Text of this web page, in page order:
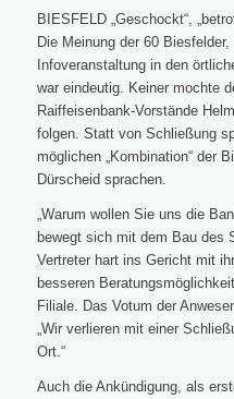
BIESFELD „Geschockt“,
Die Meinung der 60
Infoveranstaltung in den
war eindeutig. Keiner mochte
Raiffeisenbank-Vorstände
folgen. Statt von Schließung
möglichen „Kombination“ der
Dürscheid sprachen.
„Warum wollen Sie uns die
bewegt sich mit dem Bau des
Vertreter hart ins Gericht mit
besseren
Filiale. Das Votum der
„Wir verlieren mit einer
Ort.“
Auch die Ankündigung, als